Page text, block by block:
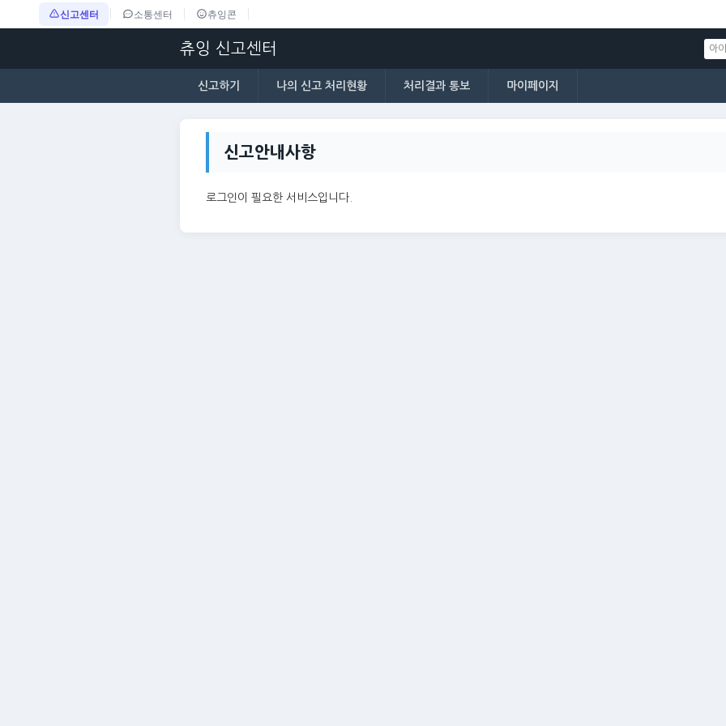
신고센터 소통센터 츄잉콘
츄잉 신고센터
신고하기 나의 신고 처리현황 처리결과 통보 마이페이지
신고안내사항
로그인이 필요한 서비스입니다.